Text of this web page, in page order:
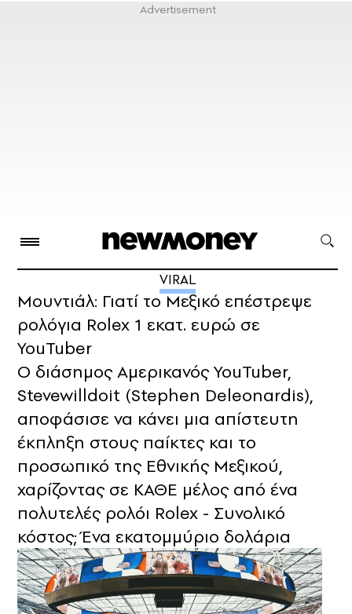
VIRAL
Μουντιάλ: Γιατί το Μεξικό επέστρεψε
ρολόγια Rolex 1 εκατ. ευρώ σε
YouTuber
Ο διάσημος Αμερικανός YouTuber,
Stevewilldoit (Stephen Deleonardis),
αποφάσισε να κάνει μια απίστευτη
έκπληξη στους παίκτες και το
προσωπικό της Εθνικής Μεξικού,
χαρίζοντας σε ΚΑΘΕ μέλος από ένα
πολυτελές ρολόι Rolex - Συνολικό
κόστος; Ένα εκατομμύριο δολάρια